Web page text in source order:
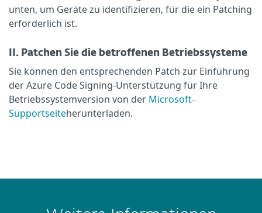
unten, um Geräte zu identifizieren, für die ein Patching
erforderlich ist.
II. Patchen Sie die betroffenen Betriebssysteme
Sie können den entsprechenden Patch zur Einführung
der Azure Code Signing-Unterstützung für Ihre
Betriebssystemversion von der Microsoft-
Supportseiteherunterladen.